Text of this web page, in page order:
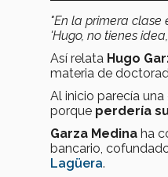
"En la primera
'Hugo, no tienes
Así relata Hugo
materia de
Al inicio parecía
porque perdería
Garza Medina ha
bancario,
Lagüera.